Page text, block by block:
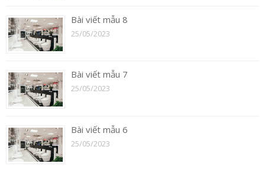
Bài viết mẫu 8
25/05/2023
Bài viết mẫu 7
25/05/2023
Bài viết mẫu 6
25/05/2023